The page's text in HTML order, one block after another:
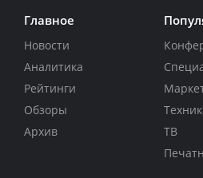
Главное
Новости
Аналитика
Рейтинги
Обзоры
Архив
ТВ